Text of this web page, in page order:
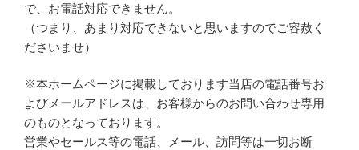
で、お電話対応できません。
（つまり、あまり対応できないと思いますのでご容赦く
ださいませ）
※本ホームページに掲載しております当店の電話番号お
よびメールアドレスは、お客様からのお問い合わせ専用
のものとなっております。
営業やセールス等の電話、メール、訪問等は一切お断